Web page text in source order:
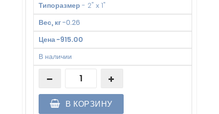
Типоразмер - 2" х 1"
Вес, кг-0.26
Цена-915.00
В наличии
В КОРЗИНУ